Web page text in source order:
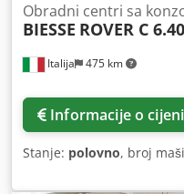
Italija 475 km
Obradni centri sa
BIESSE ROVER C 6.40
Informacije o cijeni
Stanje: polovno, broj